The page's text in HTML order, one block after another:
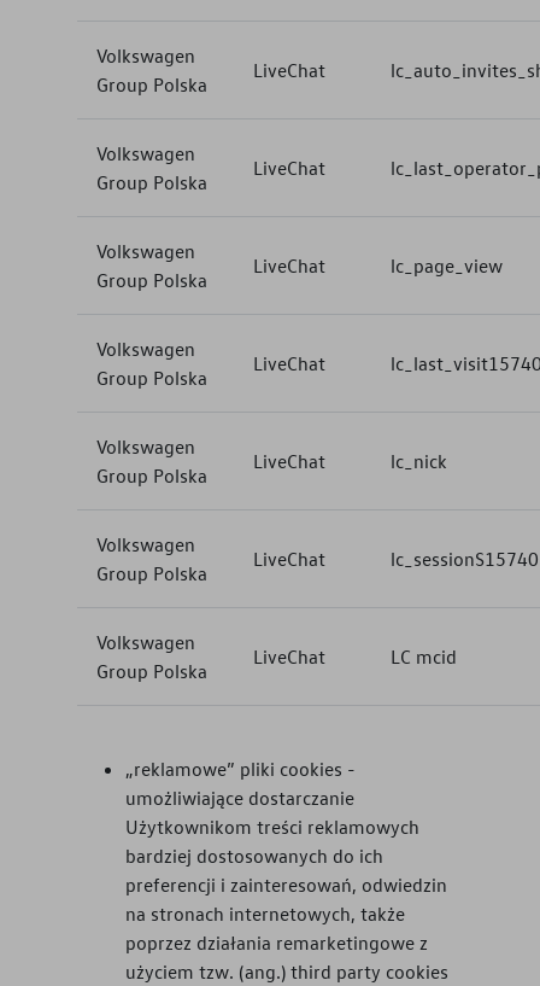
Volkswagen
Group Polska
LiveChat
Volkswagen
Group Polska
LiveChat
Volkswagen
Group Polska
LiveChat lc_page_view
Volkswagen
Group Polska
LiveChat
Volkswagen
Group Polska
LiveChat lc_nick
Volkswagen
Group Polska
LiveChat
Volkswagen
Group Polska
LiveChat LC mcid
„reklamowe” pliki cookies -
umożliwiające dostarczanie
Użytkownikom treści reklamowych
bardziej dostosowanych do ich
preferencji i zainteresowań, odwiedzin
na stronach internetowych, także
poprzez działania remarketingowe z
użyciem tzw. (ang.) third party cookies